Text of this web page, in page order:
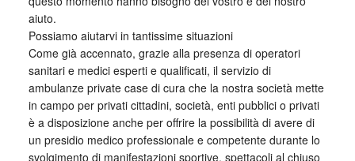
aiuto.
Possiamo aiutarvi in tantissime situazioni
Come già accennato, grazie alla presenza di operatori
sanitari e medici esperti e qualificati, il servizio di
ambulanze private case di cura che la nostra società mette
in campo per privati cittadini, società, enti pubblici o privati
è a disposizione anche per offrire la possibilità di avere di
un presidio medico professionale e competente durante lo
svolgimento di manifestazioni sportive, spettacoli al chiuso